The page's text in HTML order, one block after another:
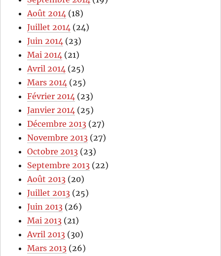
Août 2014 (18)
Juillet 2014 (24)
Juin 2014 (23)
Mai 2014 (21)
Avril 2014 (25)
Mars 2014 (25)
Février 2014 (23)
Janvier 2014 (25)
Décembre 2013 (27)
Novembre 2013 (27)
Octobre 2013 (23)
Septembre 2013 (22)
Août 2013 (20)
Juillet 2013 (25)
Juin 2013 (26)
Mai 2013 (21)
Avril 2013 (30)
Mars 2013 (26)